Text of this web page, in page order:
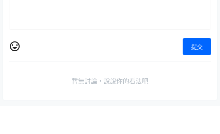
提交
暫無討論，說說你的看法吧